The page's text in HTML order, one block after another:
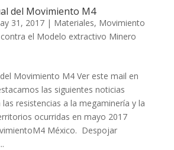
del Movimiento M4
31, 2017| Materiales, Movimiento
el Modelo extractivo Minero
Movimiento M4 Ver este mail en
las siguientes noticias
resistencias a la megaminería y la
ocurridas en mayo 2017
México. Despojar